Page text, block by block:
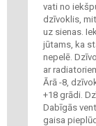
vati no
dzīvoklis,
uz sienas.
jūtams, ka
nepelē.
ar
Ārā -8,
+18 grādi.
Dabīgās
gaisa